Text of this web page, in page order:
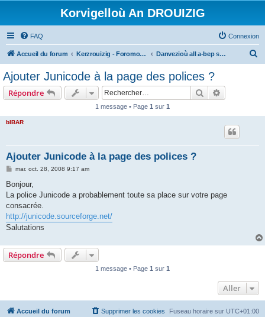
Korvigelloù An DROUIZIG
FAQ Connexion
Accueil du forum Kerzrouizig - Foromoù An Drouizig Danvezioù all a-bep seurt
Ajouter Junicode à la page des polices ?
Répondre Rechercher
1 message • Page 1 sur 1
bIBAR
Ajouter Junicode à la page des polices ?
M
s
a
g
mar. oct. 28, 2008 9:17 am
Bonjour,
La police Junicode a probablement toute sa place sur votre page
consacrée.
http://junicode.sourceforge.net/
Salutations
Répondre
1 message • Page 1 sur 1
Aller
Accueil du forum Fuseau horaire sur UTC+01:00
Supprimer les cookies